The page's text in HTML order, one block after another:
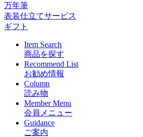
万年筆
表装仕立てサービス
ギフト
Item Search
商品を探す
Recommend List
お勧め情報
Column
読み物
Member Menu
会員メニュー
Guidance
ご案内